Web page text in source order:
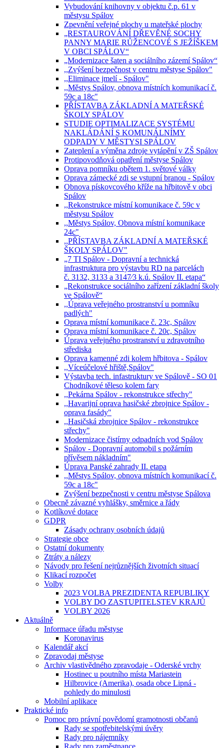
Vybudování knihovny v objektu č.p. 61 v
městysu Spálov
Zpevnění veřejné plochy u mateřské plochy
„RESTAUROVÁNÍ DŘEVĚNÉ SOCHY
PANNY MARIE RŮŽENCOVÉ S JEŽÍŠKEM
V OBCI SPÁLOV“
„Modernizace šaten a sociálního zázemí Spálov“
,,Zvýšení bezpečnost v centru městyse Spálov"
,,Eliminace jmelí - Spálov"
,,Městys Spálov, obnova místních komunikací č.
59c a 18c"
PŘÍSTAVBA ZÁKLADNÍ A MATEŘSKÉ
ŠKOLY SPÁLOV
STUDIE OPTIMALIZACE SYSTÉMU
NAKLÁDÁNÍ S KOMUNÁLNÍMY
ODPADY V MĚSTYSI SPÁLOV
Zateplení a výměna zdroje vytápění v ZŠ Spálov
Protipovodňová opatření městyse Spálov
Oprava pomníku obětem 1. světové války
Oprava zámecké zdi se vstupní branou - Spálov
Obnova pískovcového kříže na hřbitově v obci
Spálov
,,Rekonstrukce místní komunikace č. 59c v
městysu Spálov
,,Městys Spálov, Obnova místní komunikace
24c"
,,PŘÍSTAVBA ZÁKLADNÍ A MATEŘSKÉ
ŠKOLY SPÁLOV"
„7 TI Spálov - Dopravní a technická
infrastruktura pro výstavbu RD na parcelách
č. 3132, 3133 a 3147⁄3 k.ú. Spálov II. etapa“
„Rekonstrukce sociálního zařízení základní školy
ve Spálově“
,,Úprava veřejného prostranství u pomníku
padlých"
Oprava místní komunikace č. 23c, Spálov
Oprava místní komunikace č. 20c, Spálov
Úprava veřejného prostranství u zdravotního
střediska
Oprava kamenné zdi kolem hřbitova - Spálov
,,Víceúčelové hřiště,Spálov"
Výstavba tech. infastruktury ve Spálově - SO 01
Chodníkové těleso kolem fary
,,Pekárna Spálov - rekonstrukce střechy"
,,Havarijní oprava hasičské zbrojnice Spálov -
oprava fasády"
,,Hasičská zbrojnice Spálov - rekonstrukce
střechy"
Modernizace čistírny odpadních vod Spálov
Spálov - Dopravní automobil s požárním
přívěsem nákladním"
Úprava Panské zahrady II. etapa
,,Městys Spálov, obnova místních komunikací č.
59c a 18c"
Zvýšení bezpečnosti v centru městyse Spálova
Obecně závazné vyhlášky, směrnice a řády
Kotlíkové dotace
GDPR
Zásady ochrany osobních údajů
Strategie obce
Ostatní dokumenty
Ztráty a nálezy
Návody pro řešení nejrůznějších životních situací
Klikací rozpočet
Volby
2023 VOLBA PREZIDENTA REPUBLIKY
VOLBY DO ZASTUPITELSTEV KRAJŮ
VOLBY 2026
Aktuálně
Informace úřadu městyse
Koronavirus
Kalendář akcí
Zpravodaj městyse
Archiv vlastivědného zpravodaje - Oderské vrchy
Hostinec u poutního místa Mariastein
Hilbrovice (Amerika), osada obce Lipná -
pohledy do minulosti
Mobilní aplikace
Praktické info
Pomoc pro právní povědomí gramotnosti občanů
Rady se spotřebitelskými úvěry
Rady pro nájemníky
Rady pro zaměstnance